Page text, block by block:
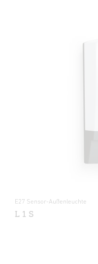
E27 Sensor-Außenleuchte
L 1 S